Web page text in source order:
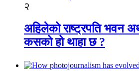
२
अहिलेको राष्ट्रपति भवन
कसको हो थाहा छ ?